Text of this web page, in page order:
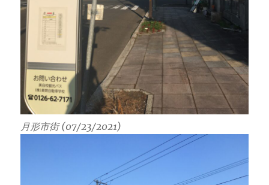
月形市街 (07/23/2021)